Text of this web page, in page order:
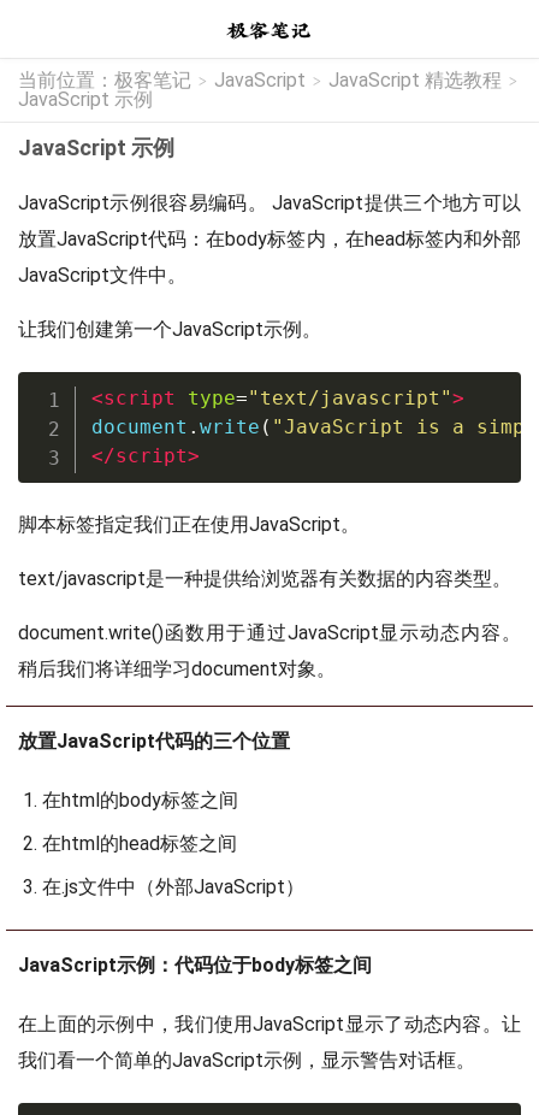
当前位置： 极客笔记 > JavaScript > JavaScript 精选教程 >
JavaScript 示例
JavaScript 示例
JavaScript示例很容易编码。 JavaScript提供三个地方可以
放置JavaScript代码：在body标签内，在head标签内和外部
JavaScript文件中。
让我们创建第一个JavaScript示例。
<script type=" text/javascript ">
document . write ( "JavaScript is a
</script>
脚本标签指定我们正在使用JavaScript。
text/javascript是一种提供给浏览器有关数据的内容类型。
document.write()函数用于通过JavaScript显示动态内容。
稍后我们将详细学习document对象。
放置JavaScript代码的三个位置
在html的body标签之间
在html的head标签之间
在.js文件中（外部JavaScript）
JavaScript示例：代码位于body标签之间
在上面的示例中，我们使用JavaScript显示了动态内容。让
我们看一个简单的JavaScript示例，显示警告对话框。